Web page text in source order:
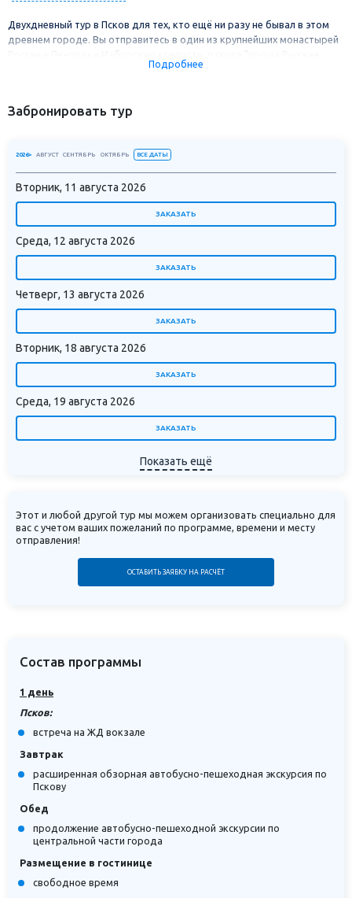
Двухдневный тур в Псков для тех, кто ещё ни разу не бывал в этом
древнем городе. Вы отправитесь в один из крупнейших монастырей
России в Печорах и Изборскую крепость, откуда "пошла Русская
земля". На автобусно-пешеходной экскурсии по Пскову у вас будет
города.
Подробнее
Забронировать тур
2026> АВГУСТ СЕНТЯБРЬ ОКТЯБРЬ ВСЕ ДАТЫ
Вторник, 11 августа 2026
ЗАКАЗАТЬ
Среда, 12 августа 2026
ЗАКАЗАТЬ
Четверг, 13 августа 2026
ЗАКАЗАТЬ
Вторник, 18 августа 2026
ЗАКАЗАТЬ
Среда, 19 августа 2026
ЗАКАЗАТЬ
Показать ещё
Этот и любой другой тур мы можем организовать специально для
вас с учетом ваших пожеланий по программе, времени и месту
отправления!
ОСТАВИТЬ ЗАЯВКУ НА РАСЧЁТ
Состав программы
1 день
Псков:
встреча на ЖД вокзале
Завтрак
расширенная обзорная автобусно-пешеходная экскурсия по
Пскову
Обед
продолжение автобусно-пешеходной экскурсии по
центральной части города
Размещение в гостинице
свободное время